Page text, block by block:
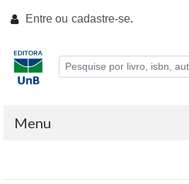
Entre ou cadastre-se.
Menu